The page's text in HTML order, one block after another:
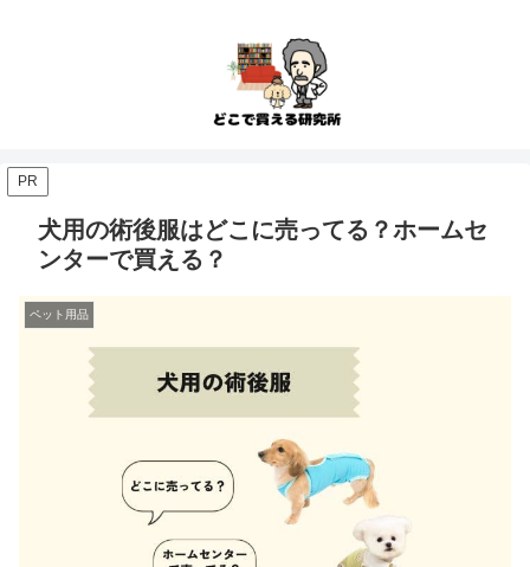
PR
犬用の術後服はどこに売ってる？ホームセ
ンターで買える？
ペット用品